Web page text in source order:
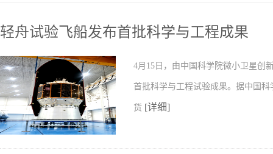
轻舟试验飞船发布首批科学与工程成果
4月15日，由中国科学院微小卫星创
首批科学与工程试验成果。据中国
货 [详细]